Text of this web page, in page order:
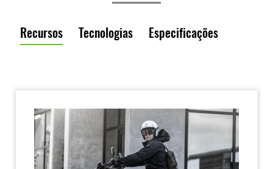
Recursos Tecnologias Especificações